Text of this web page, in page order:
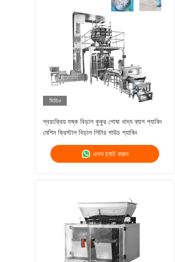
ভিডিও
স্বয়ংক্রিয় শুষ্ক বিড়াল কুকুর পোষা খাদ্য ব্যাগ প্যাকিং
মেশিন ক্রিস্টাল বিড়াল লিটার পাউচ প্যাকিং
এখন চ্যাট করুন